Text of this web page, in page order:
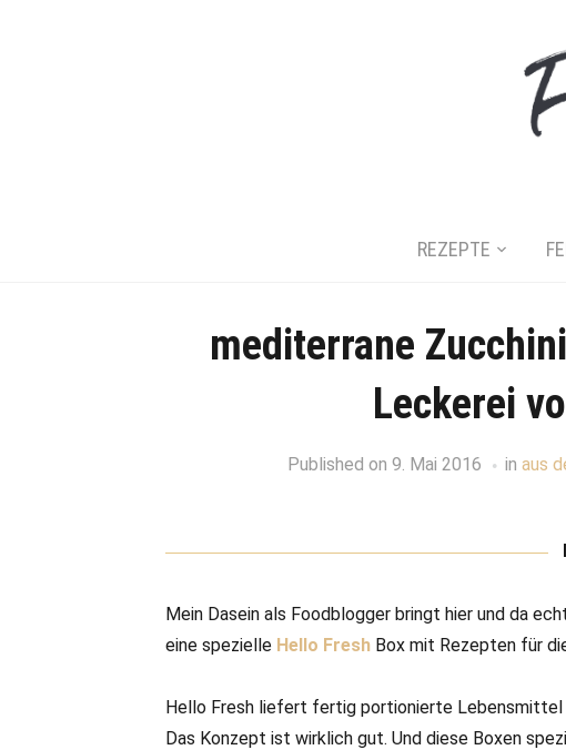
REZEPTE
mediterrane
Leckerei
Published on9. Mai 2016 inaus
Mein Dasein als Foodblogger bringt hier und da
eine spezielle Hello FreshBox mit Rezepten für
Hello Fresh liefert fertig portionierte Lebensmittel
Das Konzept ist wirklich gut. Und diese Boxen